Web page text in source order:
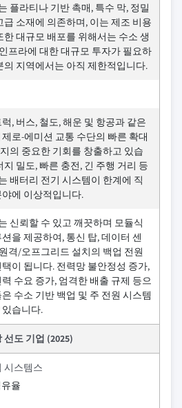
플라티나 기반 촉매, 특수 막, 정밀
급 소재에 의존하며, 이는 제조 비용
한 대규모 배포를 위해서는 수소 생
프라에 대한 대규모 투자가 필요하
의 지역에서는 아직 제한적입니다.
, 버스, 철도, 해운 및 항공과 같은
로-에미션 교통 수단의 빠른 확대
의 중요한 기회를 창출하고 있습
지 밀도, 빠른 충전, 긴 주행 거리 등
배터리 전기 시스템이 한계에 직
에 이상적입니다.
신뢰할 수 있고 깨끗하며 모듈식
을 제공하여, 통신 탑, 데이터 센
격/오프그리드 설치의 백업 전원
이 됩니다. 전력망 불안정성 증가,
수요 증가, 엄격한 배출 규제 등으
수소 기반 백업 및 주 전원 시스템
습니다.
선도 기업 (2025)
시스템스
율